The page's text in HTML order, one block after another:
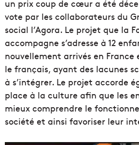
un prix coup de cœur a été
vote par les collaborateurs du
social l’Agora. Le projet que la
accompagne s’adresse à 12
nouvellement arrivés en
le français, ayant des lacunes
à s’intégrer. Le projet accorde
place à la culture afin que les
mieux comprendre le
société et ainsi favoriser leur